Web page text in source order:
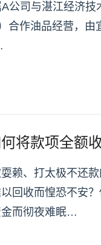
公司与湛江经济技
合作油品经营，
将款项全额
赖、打太极不还
回收而惶恐不安
而彻夜难眠…